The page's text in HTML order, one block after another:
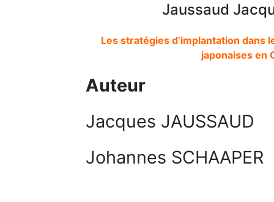
Jaussaud
Les stratégies d’implantation dans
japonaises en
Auteur
Jacques JAUSSAUD
Johannes SCHAAPER